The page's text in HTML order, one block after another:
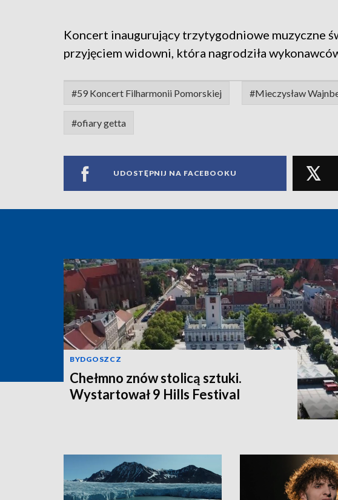
Koncert inaugurujący trzytygodniowe muzyczne
przyjęciem widowni, która nagrodziła
#59 Koncert Filharmonii Pomorskiej #Mieczysław
#ofiary getta
UDOSTĘPNIJ NA FACEBOOKU
BYDGOSZCZ
Chełmno znów stolicą sztuki.
Wystartował 9 Hills Festival